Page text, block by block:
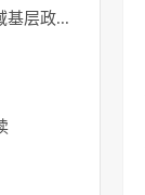
基层政...